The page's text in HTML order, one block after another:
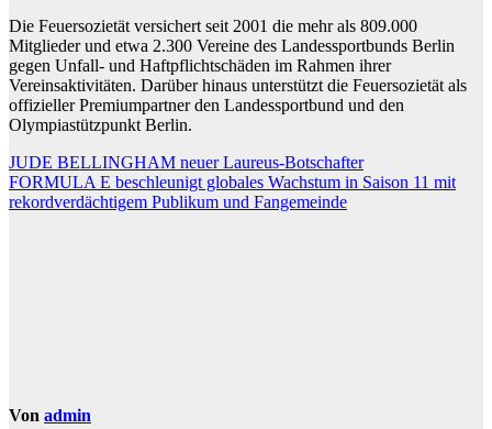
Die Feuersozietät versichert seit 2001 die mehr als 809.000
Mitglieder und etwa 2.300 Vereine des Landessportbunds Berlin
gegen Unfall- und Haftpflichtschäden im Rahmen ihrer
Vereinsaktivitäten. Darüber hinaus unterstützt die Feuersozietät als
offizieller Premiumpartner den Landessportbund und den
Olympiastützpunkt Berlin.
Beitragsnavigation
JUDE BELLINGHAM neuer Laureus-Botschafter
FORMULA E beschleunigt globales Wachstum in Saison 11 mit
rekordverdächtigem Publikum und Fangemeinde
Von admin